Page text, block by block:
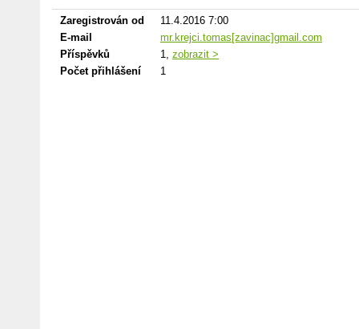
Zaregistrován od
11.4.2016 7:00
E-mail
mr.krejci.tomas[zavinac]gmail.com
Příspěvků
1, zobrazit >
Počet přihlášení
1